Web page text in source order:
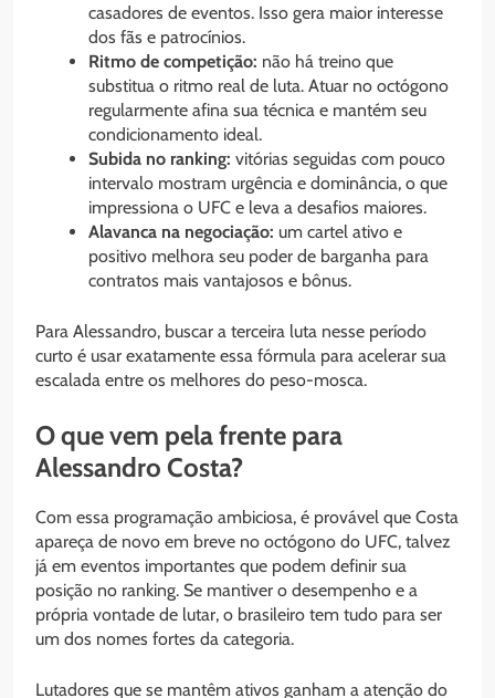
casadores de eventos. Isso gera maior interesse
dos fãs e patrocínios.
Ritmo de competição: não há treino que
substitua o ritmo real de luta. Atuar no octógono
regularmente afina sua técnica e mantém seu
condicionamento ideal.
Subida no ranking: vitórias seguidas com pouco
intervalo mostram urgência e dominância, o que
impressiona o UFC e leva a desafios maiores.
Alavanca na negociação: um cartel ativo e
positivo melhora seu poder de barganha para
contratos mais vantajosos e bônus.
Para Alessandro, buscar a terceira luta nesse período
curto é usar exatamente essa fórmula para acelerar sua
escalada entre os melhores do peso-mosca.
O que vem pela frente para
Alessandro Costa?
Com essa programação ambiciosa, é provável que Costa
apareça de novo em breve no octógono do UFC, talvez
já em eventos importantes que podem definir sua
posição no ranking. Se mantiver o desempenho e a
própria vontade de lutar, o brasileiro tem tudo para ser
um dos nomes fortes da categoria.
Lutadores que se mantêm ativos ganham a atenção do